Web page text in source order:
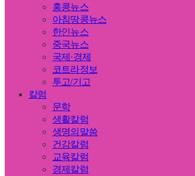
홍콩뉴스
아침땅콩뉴스
한인뉴스
중국뉴스
국제·경제
코트라정보
투고/기고
칼럼
문학
생활칼럼
생명의말씀
건강칼럼
교육칼럼
경제칼럼